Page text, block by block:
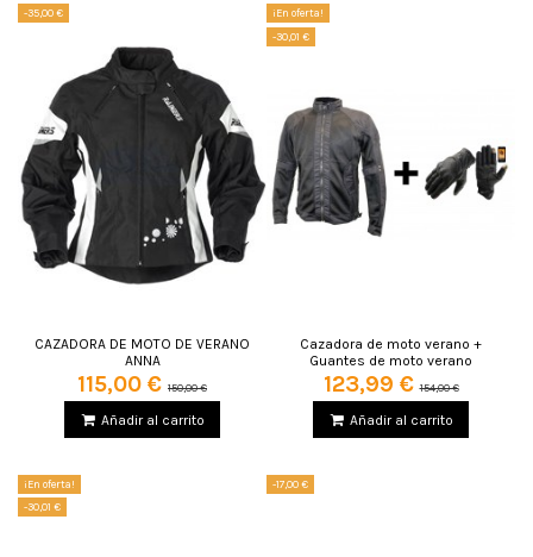
-35,00 €
CAZADORA DE MOTO DE VERANO
ANNA
115,00 € 150,00 €
Añadir al carrito
¡En oferta!
-30,01 €
Cazadora de moto verano +
Guantes de moto verano
123,99 €154,00 €
Añadir al carrito
¡En oferta!
-30,01 €
-17,00 €